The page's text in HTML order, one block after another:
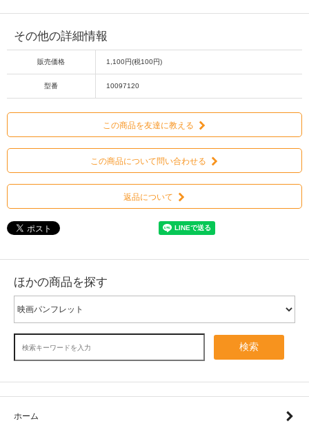
その他の詳細情報
販売価格 1,100円(税100円)
型番 10097120
この商品を友達に教える
この商品について問い合わせる
返品について
ほかの商品を探す
検索
ホーム